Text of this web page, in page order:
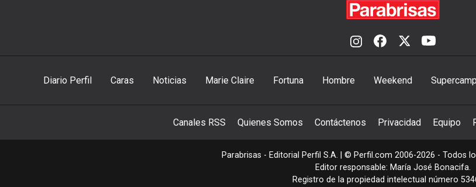
Diario Perfil Caras Noticias Marie Claire Fortuna Hombre Weekend
Canales RSS Quienes Somos Contáctenos Privacidad Equipo
Parabrisas - Editorial Perfil S.A. | © Perfil.com 2006-2026 - Todos
Editor responsable: María José Bonacifa.
Registro de la propiedad intelectual número